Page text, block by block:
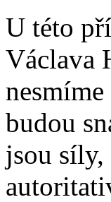
U této
Václava
budou
jsou síly,